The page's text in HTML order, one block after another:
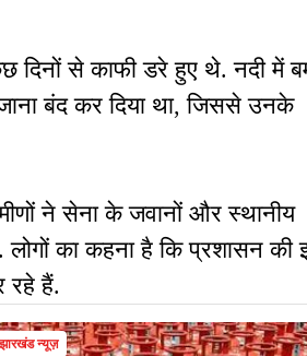
दिनों से काफी डरे हुए थे. नदी में
बंद कर दिया था, जिससे उनके
ने सेना के जवानों और स्थानीय
का कहना है कि प्रशासन की
रहे हैं.
झारखंड न्यूज़